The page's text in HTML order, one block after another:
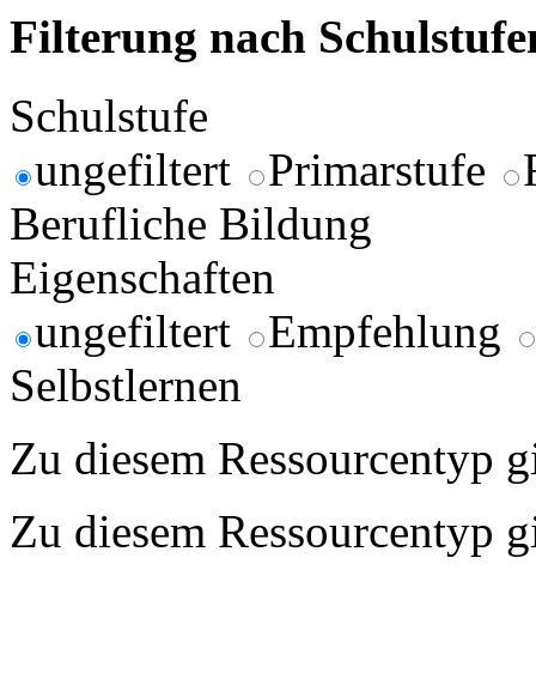
Filterung nach
Schulstufe
ungefiltert
Primarstufe
Berufliche Bildung
Eigenschaften
ungefiltert
Empfehlung
Selbstlernen
Zu diesem Ressourcentyp
Zu diesem Ressourcentyp